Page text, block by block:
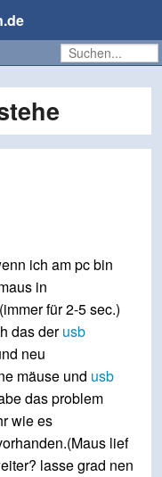
ich am pc bin
in
für 2-5 sec.)
das derusb
neu
mäuse und usb
das problem
wie es
lief
lasse grad nen